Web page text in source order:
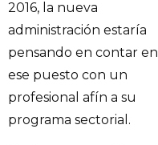
2016, la nueva
administración estaría
pensando en contar en
ese puesto con un
profesional afín a su
programa sectorial.